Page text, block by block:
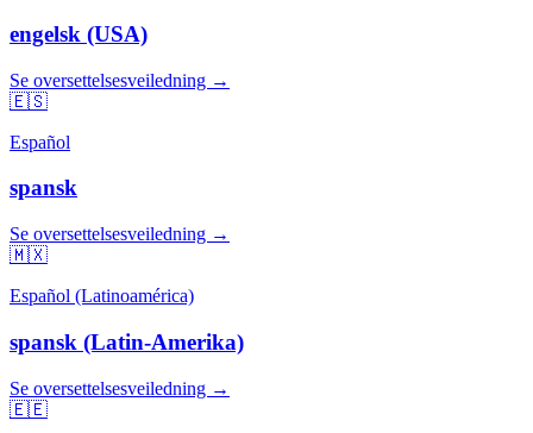
engelsk (USA)
Se oversettelsesveiledning →
🇪🇸
Español
spansk
Se oversettelsesveiledning →
🇲🇽
Español (Latinoamérica)
spansk (Latin-Amerika)
Se oversettelsesveiledning →
🇪🇪